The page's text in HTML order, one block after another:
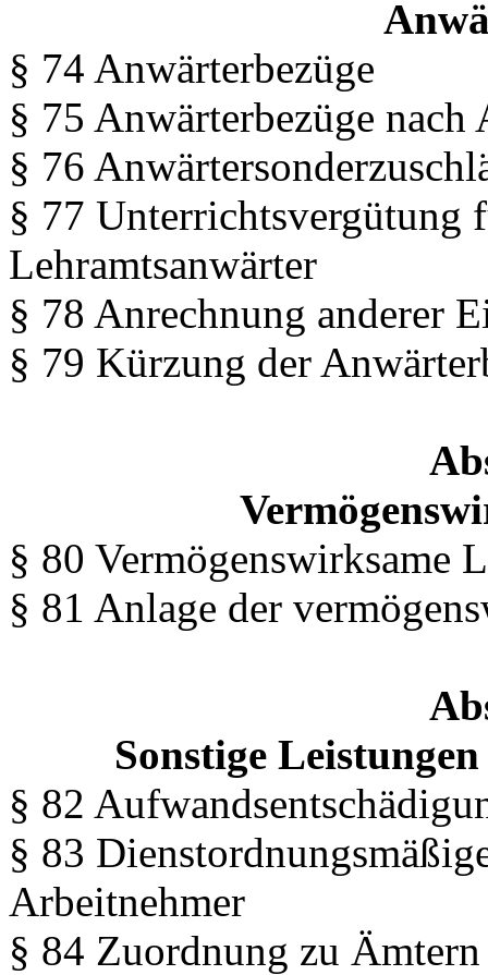
§ 74 Anwärterbezüge
§ 75 Anwärterbezüge
§ 76
§ 77 Unterrichtsvergütung
Lehramtsanwärter
§ 78 Anrechnung anderer
§ 79 Kürzung der
§ 80 Vermögenswirksame
§ 81 Anlage der
Sonstige
§ 82
§ 83
Arbeitnehmer
§ 84 Zuordnung zu